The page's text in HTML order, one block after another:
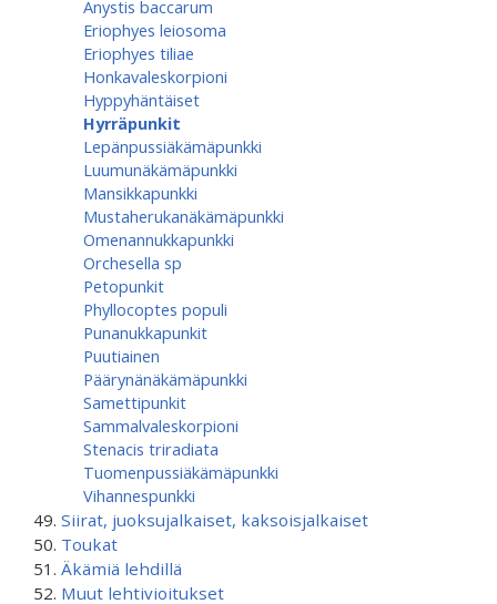
Anystis baccarum
Eriophyes leiosoma
Eriophyes tiliae
Honkavaleskorpioni
Hyppyhäntäiset
Hyrräpunkit
Lepänpussiäkämäpunkki
Luumunäkämäpunkki
Mansikkapunkki
Mustaherukanäkämäpunkki
Omenannukkapunkki
Orchesella sp
Petopunkit
Phyllocoptes populi
Punanukkapunkit
Puutiainen
Päärynänäkämäpunkki
Samettipunkit
Sammalvaleskorpioni
Stenacis triradiata
Tuomenpussiäkämä­punkki
Vihannespunkki
Siirat, juoksujalkaiset, kaksoisjalkaiset
Toukat
Äkämiä lehdillä
Muut lehtivioitukset